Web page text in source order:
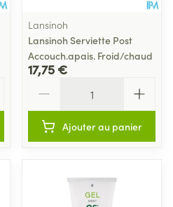
Lansinoh
Lansinoh Serviette Post
Accouch.apais. Froid/chaud
17,75 €
Ajouter au panier